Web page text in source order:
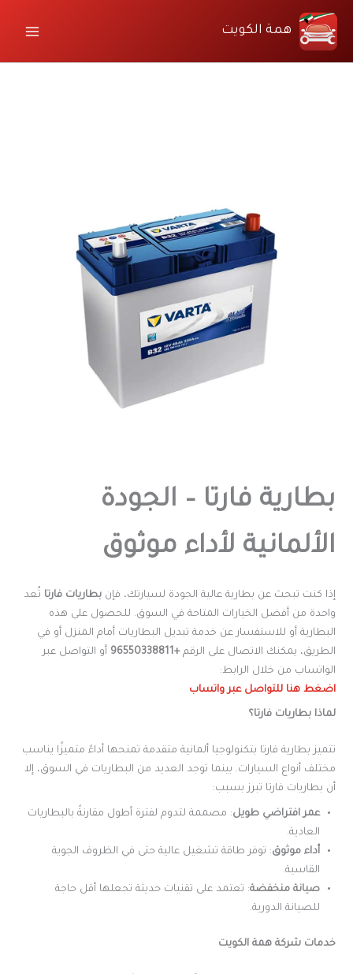
المحتوى
همة الكويت
بطارية فارتا – الجودة
الألمانية لأداء موثوق
إذا كنت تبحث عن بطارية عالية الجودة لسيارتك، فإنبطاريات فارتا تُعد
واحدة من أفضل الخيارات المتاحة في السوق. للحصول على هذه
البطارية أو للاستفسار عن خدمة تبديل البطاريات أمام المنزل أو في
الطريق، يمكنك الاتصال على الرقم+96550338811
أو التواصل عبر
الواتساب من خلال الرابط:
اضغط هنا للتواصل عبر واتساب
لماذا بطاريات فارتا؟
تتميز بطارية فارتا بتكنولوجيا ألمانية متقدمة تمنحها أداءً متميزًا يناسب
مختلف أنواع السيارات. بينما توجد العديد من البطاريات في السوق، إلا
أن بطاريات فارتا تبرز بسبب:
عمر افتراضي طويل: مصممة لتدوم لفترة أطول مقارنةً بالبطاريات
العادية.
أداء موثوق: توفر طاقة تشغيل عالية حتى في الظروف الجوية
القاسية.
صيانة منخفضة: تعتمد على تقنيات حديثة تجعلها أقل حاجة
للصيانة الدورية.
خدمات شركة همة الكويت